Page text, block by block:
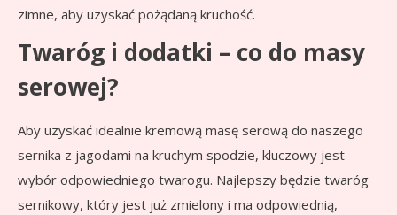
zimne, aby uzyskać pożądaną kruchość.
Twaróg i dodatki – co do masy
serowej?
Aby uzyskać idealnie kremową masę serową do naszego
sernika z jagodami na kruchym spodzie, kluczowy jest
wybór odpowiedniego twarogu. Najlepszy będzie twaróg
sernikowy, który jest już zmielony i ma odpowiednią,